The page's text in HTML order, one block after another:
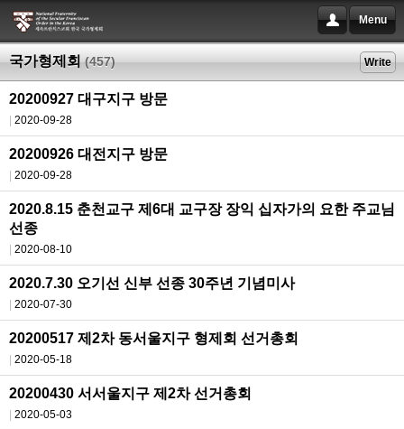
Menu
국가형제회 (457) Write
20200927 대구지구 방문
2020-09-28
20200926 대전지구 방문
2020-09-28
2020.8.15 춘천교구 제6대 교구장 장익 십자가의 요한 주교님
선종
2020-08-10
2020.7.30 오기선 신부 선종 30주년 기념미사
2020-07-30
20200517 제2차 동서울지구 형제회 선거총회
2020-05-18
20200430 서서울지구 제2차 선거총회
2020-05-03